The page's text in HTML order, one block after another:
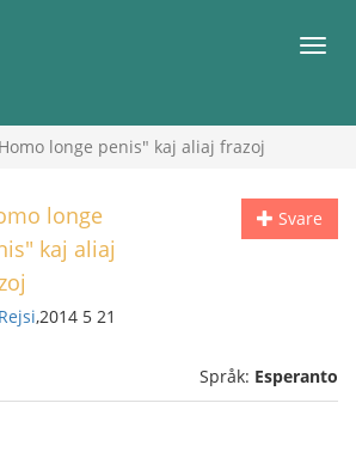
Meny
longe penis" kaj aliaj frazoj
Svare
longe
kaj aliaj
Rejsi,2014 5 21
Språk: Esperanto